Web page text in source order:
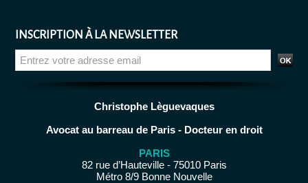
INSCRIPTION À LA NEWSLETTER
Christophe Lèguevaques
Avocat au barreau de Paris - Docteur en droit
PARIS
82 rue d’Hauteville - 75010 Paris
Métro 8/9 Bonne Nouvelle